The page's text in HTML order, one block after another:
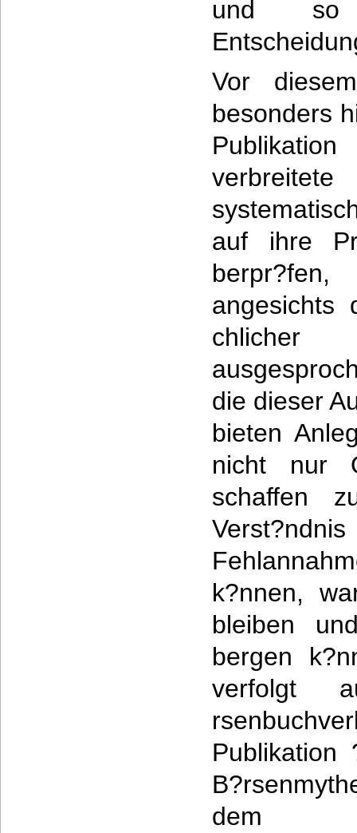
und so
Vor
besonders
auf ihre
angesichts
die dieser
bieten
nicht nur
schaffen
k?nnen,
bleiben
bergen
verfolgt
Publikation
dem